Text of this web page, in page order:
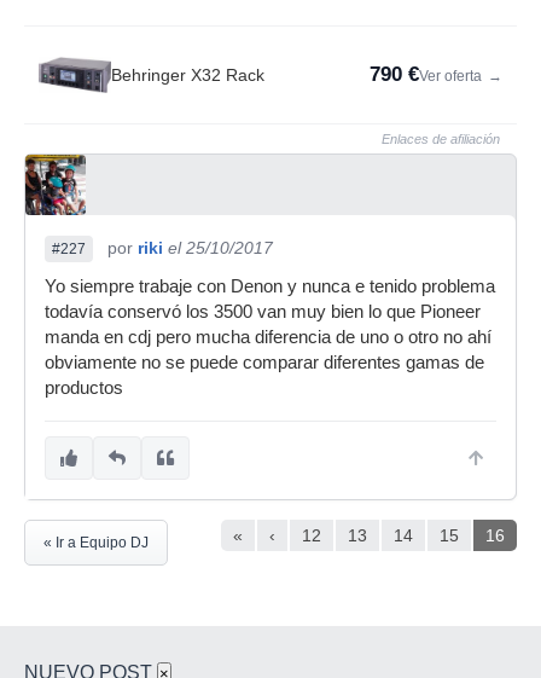
Behringer X32 Rack 790 €Ver oferta →
Enlaces de afiliación
#227 por riki el 25/10/2017
Yo siempre trabaje con Denon y nunca e tenido problema
todavía conservó los 3500 van muy bien lo que Pioneer
manda en cdj pero mucha diferencia de uno o otro no ahí
obviamente no se puede comparar diferentes gamas de
productos
« ‹ 12 13 14 15 16
« Ir a Equipo DJ
NUEVO POST ×